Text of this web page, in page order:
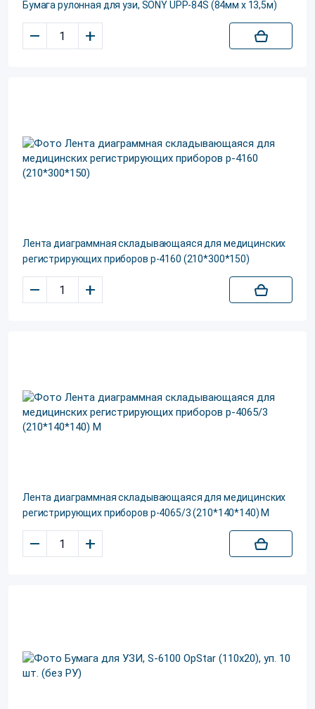
Бумага рулонная для узи, SONY UPP-84S (84мм х 13,5м)
– +
Лента диаграммная складывающаяся для медицинских
регистрирующих приборов р-4160 (210*300*150)
– +
Лента диаграммная складывающаяся для медицинских
регистрирующих приборов р-4065/3 (210*140*140) М
– +